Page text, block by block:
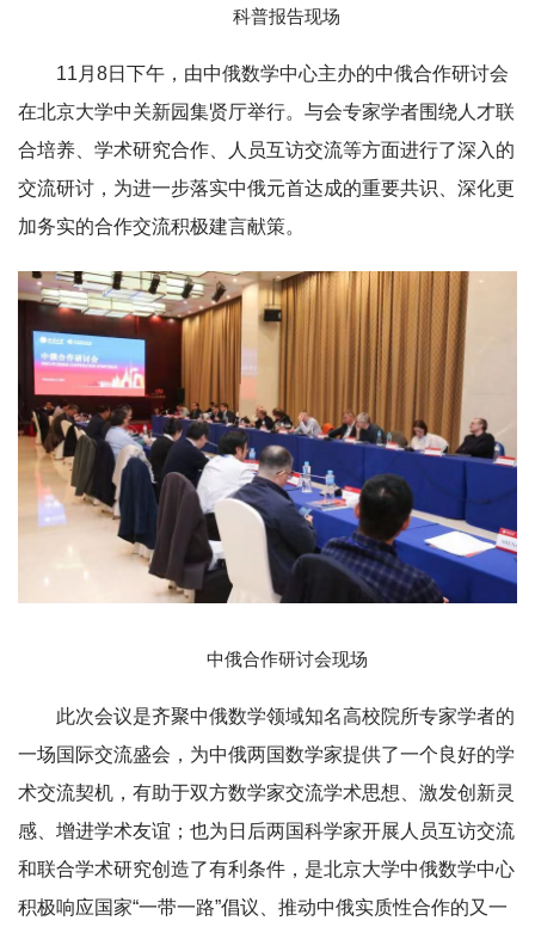
科普报告现场
11月8日下午，由中俄数学中心主办的中俄合作研讨会
在北京大学中关新园集贤厅举行。与会专家学者围绕人才联
合培养、学术研究合作、人员互访交流等方面进行了深入的
交流研讨，为进一步落实中俄元首达成的重要共识、深化更
加务实的合作交流积极建言献策。
中俄合作研讨会现场
此次会议是齐聚中俄数学领域知名高校院所专家学者的
一场国际交流盛会，为中俄两国数学家提供了一个良好的学
术交流契机，有助于双方数学家交流学术思想、激发创新灵
感、增进学术友谊；也为日后两国科学家开展人员互访交流
和联合学术研究创造了有利条件，是北京大学中俄数学中心
积极响应国家“一带一路”倡议、推动中俄实质性合作的又一